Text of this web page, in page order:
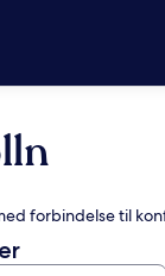
forbindelse til